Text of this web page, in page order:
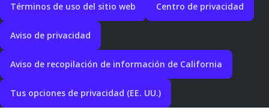
Términos de uso del sitio web Centro de privacidad
Aviso de privacidad
Aviso de recopilación de información de California
Tus opciones de privacidad (EE. UU.)